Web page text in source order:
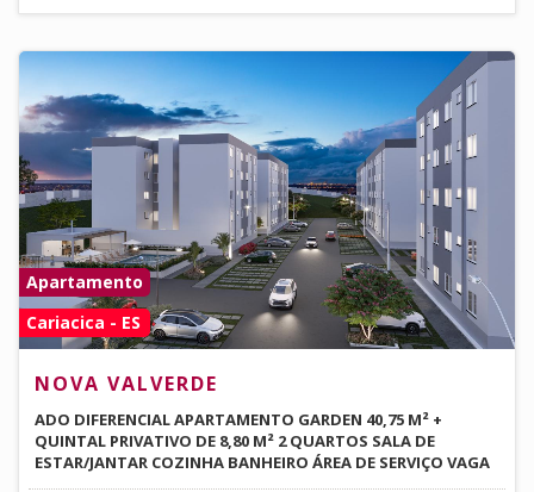
Apartamento
Cariacica - ES
NOVA VALVERDE
ADO DIFERENCIAL APARTAMENTO GARDEN 40,75 M² +
QUINTAL PRIVATIVO DE 8,80 M² 2 QUARTOS SALA DE
ESTAR/JANTAR COZINHA BANHEIRO ÁREA DE SERVIÇO VAGA